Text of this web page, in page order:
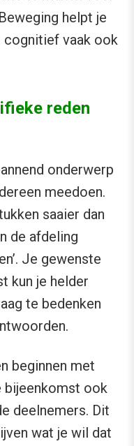
helpt je
cognitief vaak ook
reden
onderwerp
meedoen.
saaier dan
de afdeling
Je gewenste
kun je helder
te bedenken
beginnen met
bijeenkomst ook
deelnemers. Dit
wat je wil dat